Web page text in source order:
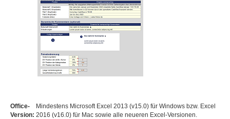
Office-
Version:
Mindestens Microsoft Excel 2013 (v15.0) für Windows bzw. Excel
2016 (v16.0) für Mac sowie alle neueren Excel-Versionen.